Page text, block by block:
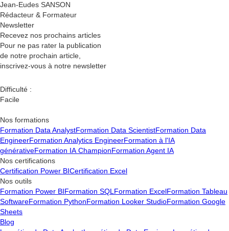
Jean-Eudes SANSON
Rédacteur & Formateur
Newsletter
Recevez nos prochains articles
Pour ne pas rater la publication
de notre prochain article,
inscrivez-vous à notre newsletter
Difficulté :
Facile
Nos formations
Formation Data AnalystFormation Data ScientistFormation Data
EngineerFormation Analytics EngineerFormation à l'IA
générativeFormation IA ChampionFormation Agent IA
Nos certifications
Certification Power BICertification Excel
Nos outils
Formation Power BIFormation SQL Formation ExcelFormation Tableau
SoftwareFormation PythonFormation Looker StudioFormation Google
Sheets
Blog